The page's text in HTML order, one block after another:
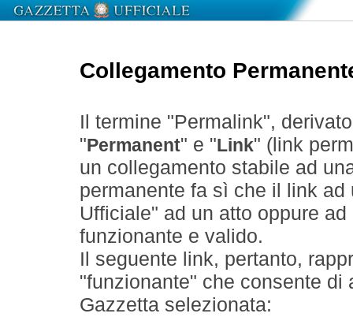
Collegamento
Il termine "Permalink",
" Permanent" e " Link" (link
un collegamento stabile ad
permanente fa sì che il link
Ufficiale" ad un atto oppure
funzionante e valido.
Il seguente link, pertanto,
"funzionante" che consente
Gazzetta selezionata: